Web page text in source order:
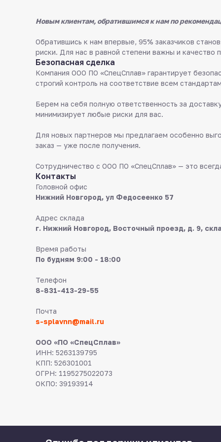
Новым клиентам, обратившимся к нам по
Обратившись к нам впервые, 95% заказчиков
риски. Для нас в равной степени важны и качество
Безопасная сделка
Компания ООО ПО «СпецСплав» гарантирует
строгий контроль на соответствие всем
Берем на себя полную ответственность за
минимизирует любые риски для вас.
Для новых партнеров мы предлагаем особенно
заказ — уже после получения.
Сотрудничество с ООО ПО «СпецСплав» — это
Контакты
Головной офис
Нижний Новгород, ул Федосеенко 57
Адрес склада
г. Нижний Новгород, Восточный проезд, д. 9,
Время работы
По будням 9:00 - 18:00
Телефон
8-831-413-29-55
Почта
s-splavnn@mail.ru
ООО «ПО «СпецСплав»
ИНН: 5263139795
КПП: 526301001
ОГРН: 1195275022073
ОКПО: 39193914